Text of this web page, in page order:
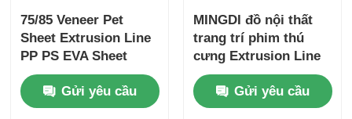
75/85 Veneer Pet
Sheet Extrusion Line
PP PS EVA Sheet
Production Line đơn /
hai vít Gửi yêu cầu
MINGDI đồ nội thất
trang trí phim thú
cưng Extrusion Line
loại tích hợp Extruder
Siemens Control
Gửi yêu cầu